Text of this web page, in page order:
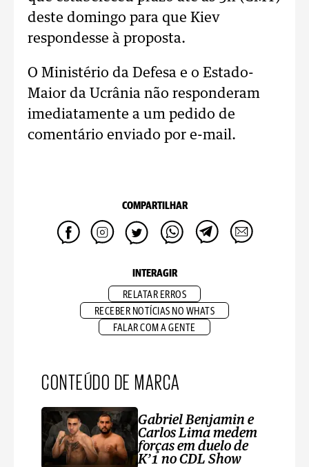
deste domingo para que Kiev
respondesse à proposta.
O Ministério da Defesa e o Estado-
Maior da Ucrânia não responderam
imediatamente a um pedido de
comentário enviado por e-mail.
COMPARTILHAR
INTERAGIR
RELATAR ERROS
RECEBER NOTÍCIAS NO WHATS
FALAR COM A GENTE
CONTEÚDO DE MARCA
Gabriel Benjamin e
Carlos Lima medem
forças em duelo de
K’1 no CDL Show